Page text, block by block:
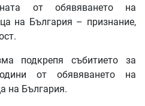
от обявяването на
на България – признание,
подкрепя събитието за
от обявяването на
на България.